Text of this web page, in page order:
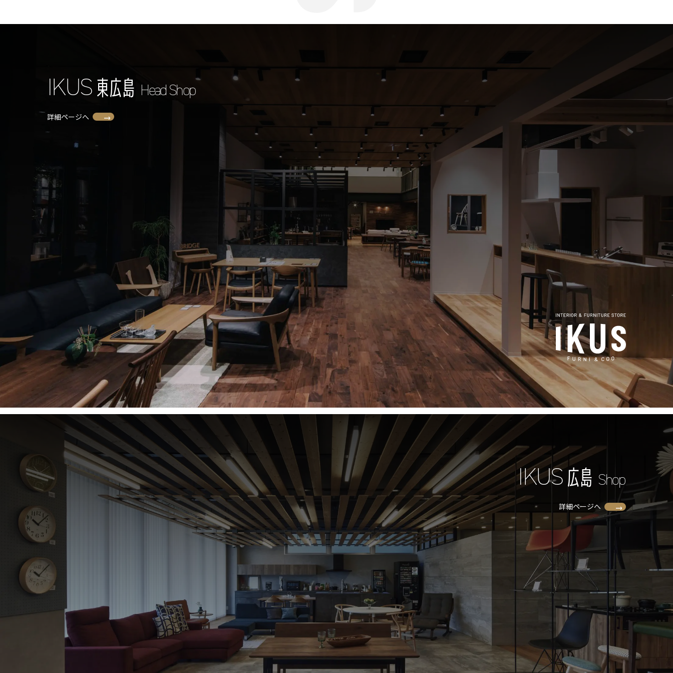
IKUS 東広島 Head Shop
詳細ページへ
IKUS 広島 Shop
詳細ページへ